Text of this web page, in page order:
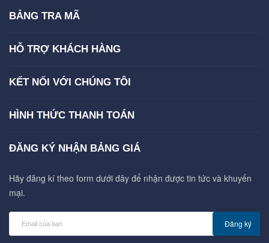
BẢNG TRA MÃ
HỖ TRỢ KHÁCH HÀNG
KẾT NỐI VỚI CHÚNG TÔI
HÌNH THỨC THANH TOÁN
ĐĂNG KÝ NHẬN BẢNG GIÁ
Hãy đăng kí theo form dưới đây để nhận được tin tức và khuyến
mại.
Đăng ký